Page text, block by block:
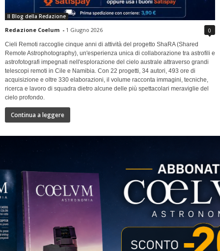
Il Blog della Redazione
Redazione Coelum - 1 Giugno 2026 0
Cieli Remoti raccoglie cinque anni di attività del progetto ShaRA (Shared
Remote Astrophotography), un'esperienza unica di collaborazione tra astrofili e
astrofotografi impegnati nell'esplorazione del cielo australe attraverso grandi
telescopi remoti in Cile e Namibia. Con 22 progetti, 34 autori, 493 ore di
acquisizione e oltre 330 elaborazioni, il volume racconta immagini, tecniche,
ricerca e lavoro di squadra dietro alcune delle più spettacolari meraviglie del
cielo profondo.
Continua a leggere